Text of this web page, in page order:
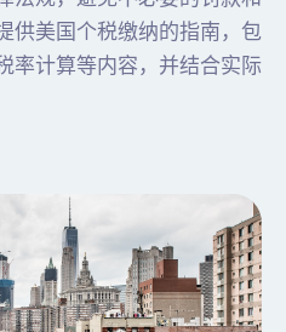
供美国个税缴纳的指南，包
率计算等内容，并结合实际